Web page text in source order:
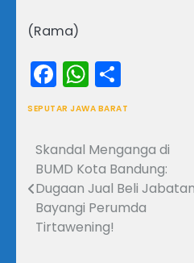
(Rama)
Facebook
SEPUTAR JAWA BARAT
Navigasi
pos
Skandal Menganga di
BUMD Kota Bandung:
Dugaan Jual Beli Jabatan
Bayangi Perumda
Tirtawening!